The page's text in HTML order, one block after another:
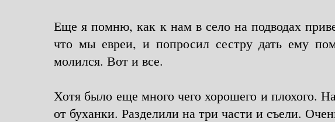
Еще я помню, как к нам в село на подводах
что мы евреи, и попросил сестру дать ему
молился. Вот и все.
Хотя было еще много чего хорошего и плохого.
от буханки. Разделили на три части и съели.